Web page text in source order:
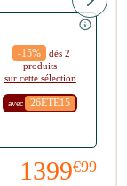
-15%
dès 2
produits
sur cette sélection
avec 26ETE15
1399€99